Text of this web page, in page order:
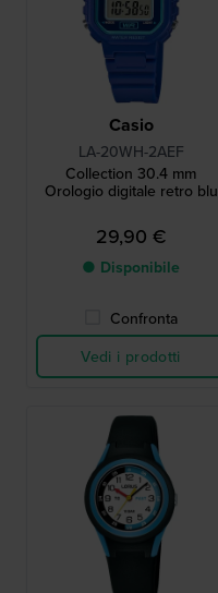
Casio
LA-20WH-2AEF
Collection 30.4 mm
Orologio digitale retro blu
29,90 €
● Disponibile
Confronta
Vedi i prodotti